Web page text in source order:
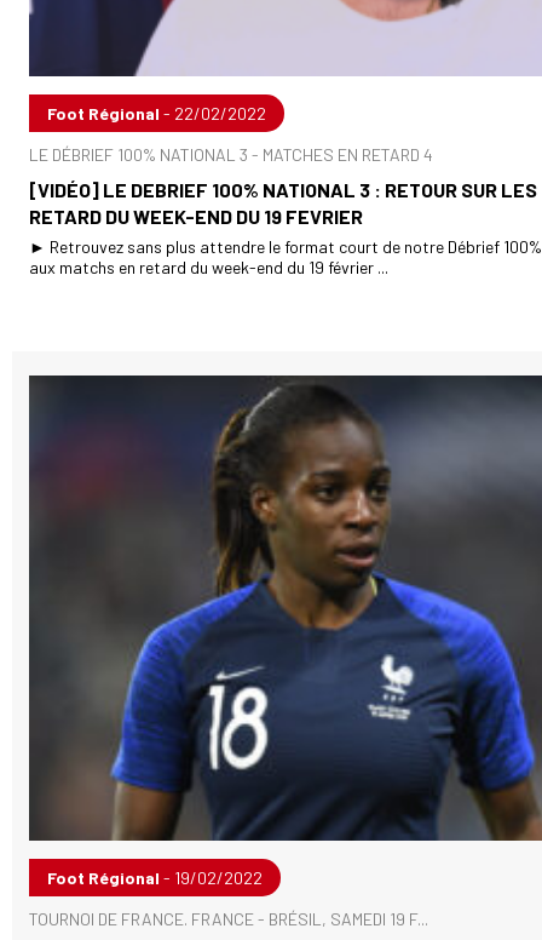
Foot Régional - 22/02/2022
LE DÉBRIEF 100% NATIONAL 3 - MATCHES EN RETARD 4
[VIDÉO] LE DEBRIEF 100% NATIONAL 3 : RETOUR SUR LES
RETARD DU WEEK-END DU 19 FEVRIER
► Retrouvez sans plus attendre le format court de notre Débrief
aux matchs en retard du week-end du 19 février ...
Foot Régional - 19/02/2022
TOURNOI DE FRANCE. FRANCE - BRÉSIL, SAMEDI 19 F...